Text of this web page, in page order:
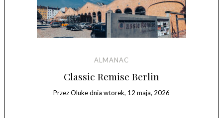
ALMANAC
Classic Remise Berlin
PrzezOlukednia wtorek, 12 maja, 2026